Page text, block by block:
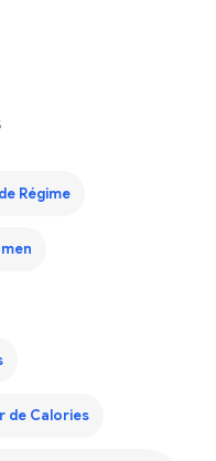
Régime
de Calories